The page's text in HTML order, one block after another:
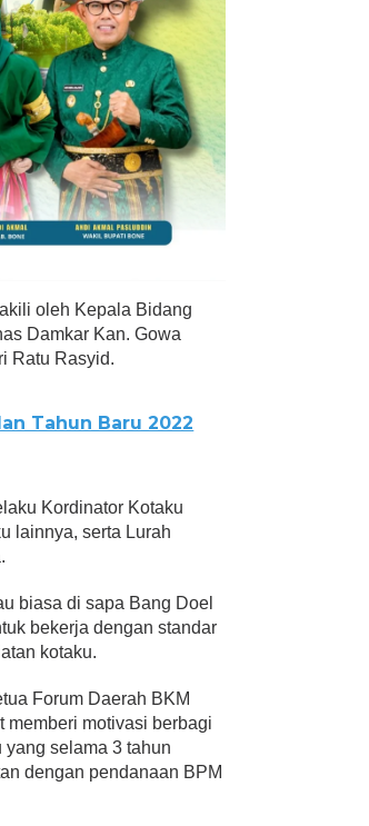
oleh Kepala Bidang
Damkar Kan. Gowa
Ratu Rasyid.
Tahun Baru 2022
Kordinator Kotaku
lainnya, serta Lurah
biasa di sapa Bang Doel
bekerja dengan standar
kotaku.
Forum Daerah BKM
memberi motivasi berbagi
selama 3 tahun
dengan pendanaan BPM